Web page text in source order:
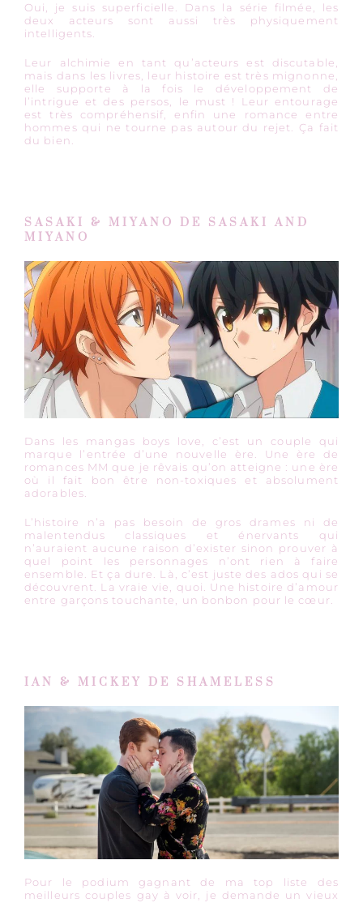
Oui, je suis superficielle. Dans la série filmée, les
deux acteurs sont aussi très physiquement
intelligents.
Leur alchimie en tant qu’acteurs est discutable,
mais dans les livres, leur histoire est très mignonne,
elle supporte à la fois le développement de
l’intrigue et des persos, le must ! Leur entourage
est très compréhensif, enfin une romance entre
hommes qui ne tourne pas autour du rejet. Ça fait
du bien.
SASAKI & MIYANO DE SASAKI AND
MIYANO
Dans les mangas boys love, c’est un couple qui
marque l’entrée d’une nouvelle ère. Une ère de
romances MM que je rêvais qu’on atteigne : une ère
où il fait bon être non-toxiques et absolument
adorables.
L’histoire n’a pas besoin de gros drames ni de
malentendus classiques et énervants qui
n’auraient aucune raison d’exister sinon prouver à
quel point les personnages n’ont rien à faire
ensemble. Et ça dure. Là, c’est juste des ados qui se
découvrent. La vraie vie, quoi. Une histoire d’amour
entre garçons touchante, un bonbon pour le cœur.
IAN & MICKEY DE SHAMELESS
Pour le podium gagnant de ma top liste des
meilleurs couples gay à voir, je demande un vieux